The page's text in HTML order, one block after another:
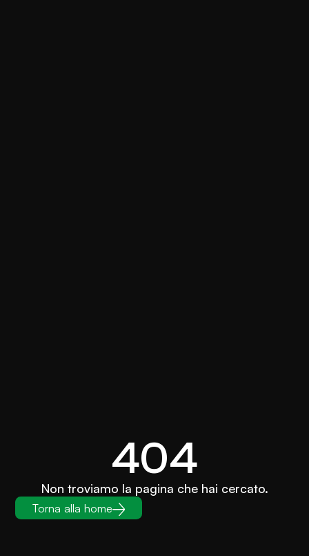
404
Non troviamo la pagina che hai cercato.
Torna alla home